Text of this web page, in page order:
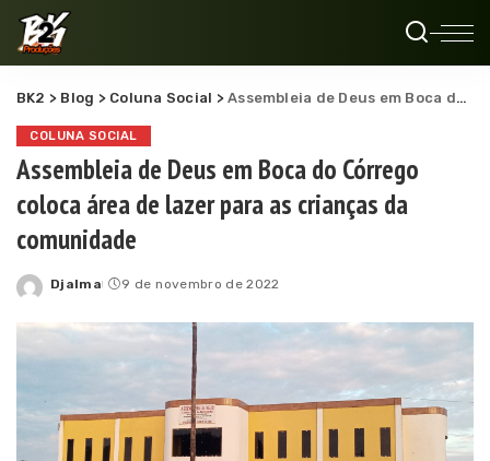
BK2 > Blog > Coluna Social >Assembleia de Deus em Boca do Córrego coloca área de lazer para as crianças da comunidade
COLUNA SOCIAL
Assembleia de Deus em Boca do Córrego
coloca área de lazer para as crianças da
comunidade
Posted
Djalma 9 de novembro de 2022